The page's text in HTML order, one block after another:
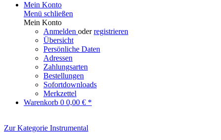
Mein Konto
Menü schließen
Mein Konto
Anmelden oderregistrieren
Übersicht
Persönliche Daten
Adressen
Zahlungsarten
Bestellungen
Sofortdownloads
Merkzettel
Warenkorb 0 0,00 € *
Zur Kategorie Instrumental